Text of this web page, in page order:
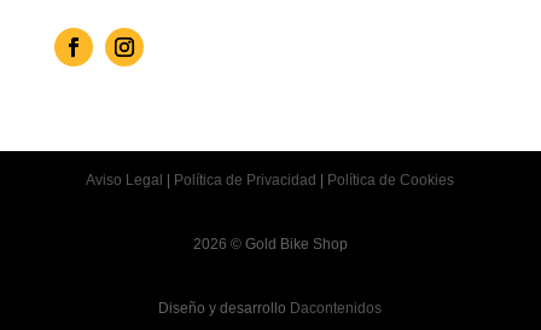
Aviso Legal Política de Privacidad Política de Cookies
2026 © Gold Bike Shop
Diseño y desarrollo Dacontenidos